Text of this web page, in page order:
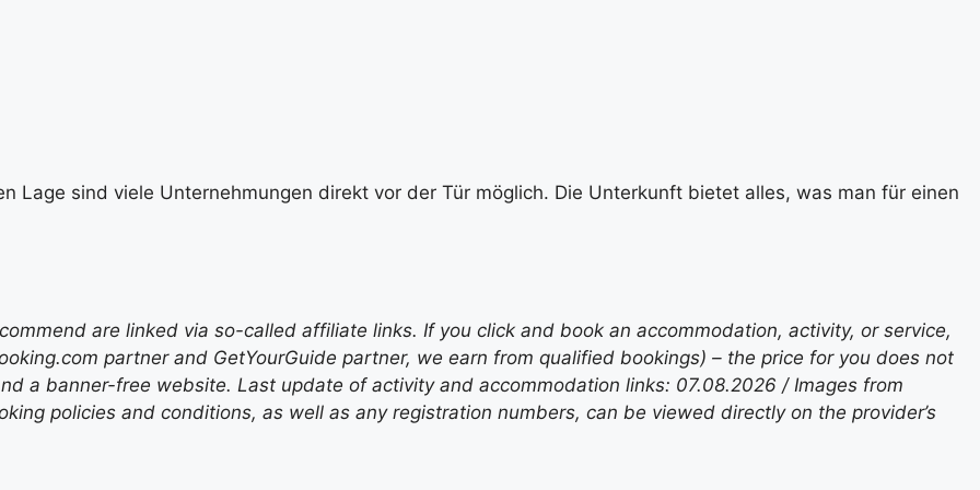
Lage sind viele Unternehmungen direkt vor der Tür möglich. Die Unterkunft bietet alles, was man für einen
are linked via so-called affiliate links. If you click and book an accommodation, activity, or service,
partner and GetYourGuide partner, we earn from qualified bookings) – the price for you does not
a banner-free website. Last update of activity and accommodation links: 07.08.2026 / Images from
policies and conditions, as well as any registration numbers, can be viewed directly on the provider’s